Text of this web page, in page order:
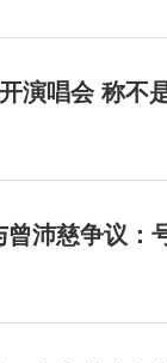
演唱会 称不
沛慈争议：